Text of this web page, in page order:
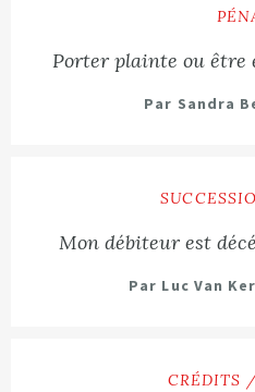
Porter plainte ou être
Par Sandra
Mon débiteur est
Par Luc Van
CRÉDITS